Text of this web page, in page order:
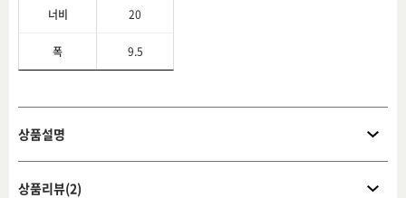
너비 20
폭 9.5
상품설명
상품리뷰(2)